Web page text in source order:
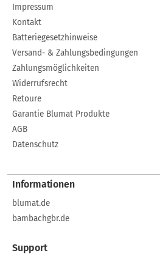
Impressum
Kontakt
Batteriegesetzhinweise
Versand- & Zahlungsbedingungen
Zahlungsmöglichkeiten
Widerrufsrecht
Retoure
Garantie Blumat Produkte
AGB
Datenschutz
Informationen
blumat.de
bambachgbr.de
Support